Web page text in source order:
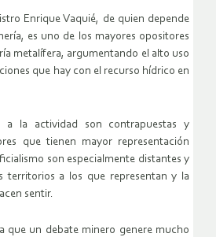
Enrique Vaquié, de quien depende
es uno de los mayores opositores
metalífera, argumentando el alto uso
que hay con el recurso hídrico en
a la actividad son contrapuestas y
que tienen mayor representación
son especialmente distantes y
territorios a los que representan y la
sentir.
que un debate minero genere mucho